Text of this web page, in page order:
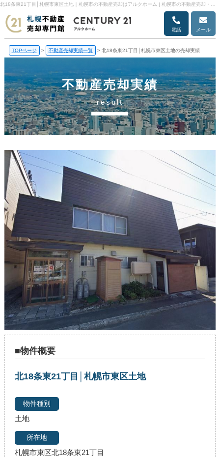
電話 メール
TOPページ > 不動産売却実績一覧 > 北18条東21丁目│札幌市東区土地の売却実績
不動産売却実績
result
■物件概要
北18条東21丁目│札幌市東区土地
土地
札幌市東区北18条東21丁目